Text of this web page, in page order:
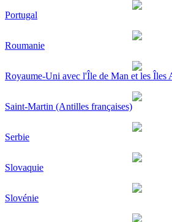
Portugal
Roumanie
Royaume-Uni avec l'Île de Man et les Îles
Saint-Martin (Antilles françaises)
Serbie
Slovaquie
Slovénie